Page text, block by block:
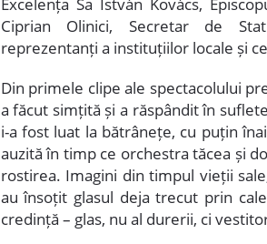
Ciprian Olinici, Secretar de
reprezentanți a instituțiilor locale și
Din primele clipe ale spectacolului
a făcut simțită și a răspândit în
i-a fost luat la bătrânețe, cu puțin
auzită în timp ce orchestra tăcea și
rostirea. Imagini din timpul vieții
au însoțit glasul deja trecut prin
credință – glas, nu al durerii, ci